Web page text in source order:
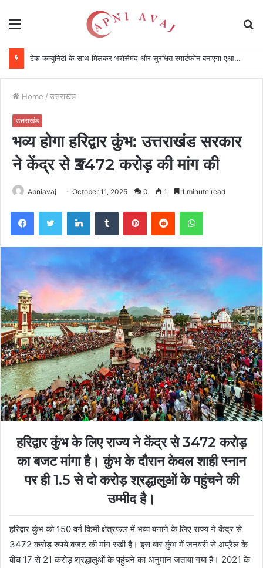
प्रदर्शनी सौहार्द और सचित्र संविधान दर्शन का आयोजन
Home / उत्तराखंड
उत्तराखंड
भव्य होगा हरिद्वार कुंभ: उत्तराखंड सरकार
ने केंद्र से ₹3472 करोड़ की मांग की
Apniavaj October 11, 2025 0 1 1 minute read
हरिद्वार कुंभ के लिए राज्य ने केंद्र से 3472 करोड़
का बजट मांगा है। कुंभ के दौरान केवल शाही स्नान
पर ही 1.5 से दो करोड़ श्रद्धालुओं के पहुंचने की
उम्मीद है।
हरिद्वार कुंभ को 150 वर्ग किमी क्षेत्रफल में भव्य बनाने के लिए राज्य ने केंद्र से
3472 करोड़ रुपये बजट की मांग रखी है। इस बार कुंभ में जनवरी से अप्रैल के
बीच 17 से 21 करोड़ श्रद्धालुओं के पहुंचने का अनुमान जताया गया है। 2021 के